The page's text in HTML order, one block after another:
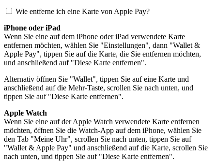
Wie entferne ich eine Karte von Apple Pay?
iPhone oder iPad
Wenn Sie eine auf dem iPhone oder iPad verwendete Karte
entfernen möchten, wählen Sie "Einstellungen", dann "Wallet &
Apple Pay", tippen Sie auf die Karte, die Sie entfernen möchten,
und anschließend auf "Diese Karte entfernen".
Alternativ öffnen Sie "Wallet", tippen Sie auf eine Karte und
anschließend auf die Mehr-Taste, scrollen Sie nach unten, und
tippen Sie auf "Diese Karte entfernen".
Apple Watch
Wenn Sie eine auf der Apple Watch verwendete Karte entfernen
möchten, öffnen Sie die Watch-App auf dem iPhone, wählen Sie
den Tab "Meine Uhr", scrollen Sie nach unten, tippen Sie auf
"Wallet & Apple Pay" und anschließend auf die Karte, scrollen Sie
nach unten, und tippen Sie auf "Diese Karte entfernen".